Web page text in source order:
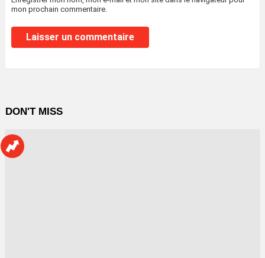
mon prochain commentaire.
DON'T MISS